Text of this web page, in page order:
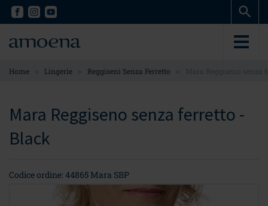
Skip
content
Skip
content
Home > Lingerie > Reggiseni Senza Ferretto >
Mara Reggiseno senza ferretto -
Black
Codice ordine: 44865 Mara SBP